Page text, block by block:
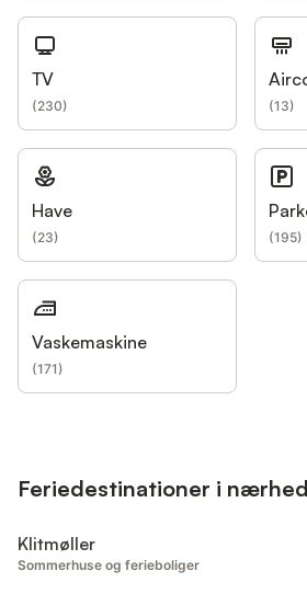
TV
(230) (13)
Have
(23) (195)
Vaskemaskine
(171)
Feriedestinationer i
Klitmøller
Sommerhuse og ferieboliger